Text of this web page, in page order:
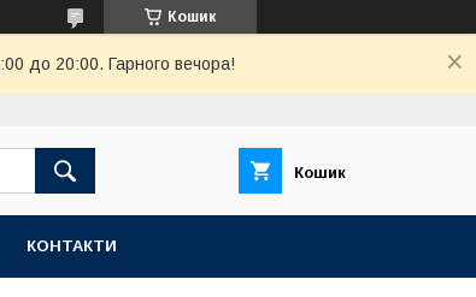
Кошик
до 20:00. Гарного вечора!
Кошик
КОНТАКТИ